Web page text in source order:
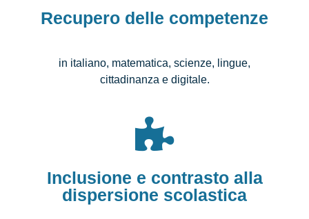
Recupero delle competenze
in italiano, matematica, scienze, lingue,
cittadinanza e digitale.
Inclusione e contrasto alla
dispersione scolastica